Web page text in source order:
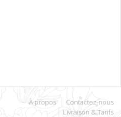
À propos
Contactez-nous
Livraison & Tarifs